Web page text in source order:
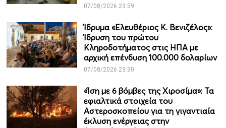
07/08/2026 23:59
Ίδρυμα «Ελευθέριος Κ. Βενιζέλος»:
Ίδρυση του πρώτου
Κληροδοτήματος στις ΗΠΑ με
αρχική επένδυση 100.000 δολαρίων
07/08/2026 23:30
«Ίση με 6 βόμβες της Χιροσίμα»: Τα
εφιαλτικά στοιχεία του
Αστεροσκοπείου για τη γιγαντιαία
έκλυση ενέργειας στην